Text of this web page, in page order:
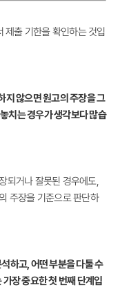
제출 기한을 확인하는 것입
않으면 원고의 주장을 그
치는 경우가 생각보다 많습
되거나 잘못된 경우에도,
주장을 기준으로 판단하
하고, 어떤 부분을 다툴 수
장 중요한 첫 번째 단계입